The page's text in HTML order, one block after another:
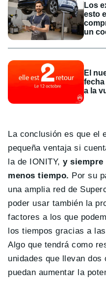
Los
esto
un
El
a la
La conclusión es que el
pequeña ventaja si
la de IONITY,y siempre
menos tiempo. Por su
una amplia red de
poder usar también la
factores a los que
los tiempos gracias a
Algo que tendrá como
unidades que llevan
puedan aumentar la